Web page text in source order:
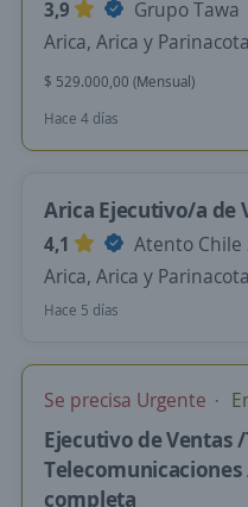
3,9
Grupo Tawa
Arica, Arica y Parinacota
$ 529.000,00 (Mensual)
Hace 4 días
Arica Ejecutivo/a de
4,1
Atento Chile
Arica, Arica y Parinacota
Hace 5 días
Se precisa Urgente
Ejecutivo de Ventas
completa